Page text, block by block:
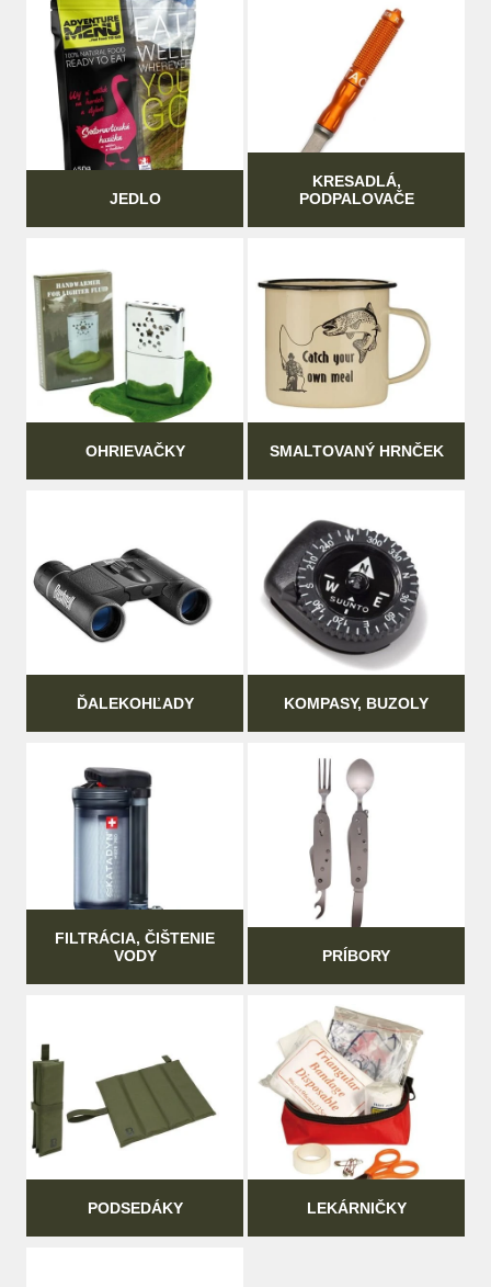
JEDLO
KRESADLÁ,
PODPALOVAČE
OHRIEVAČKY SMALTOVANÝ HRNČEK
ĎALEKOHĽADY KOMPASY, BUZOLY
FILTRÁCIA, ČIŠTENIE
VODY
PRÍBORY
PODSEDÁKY LEKÁRNIČKY